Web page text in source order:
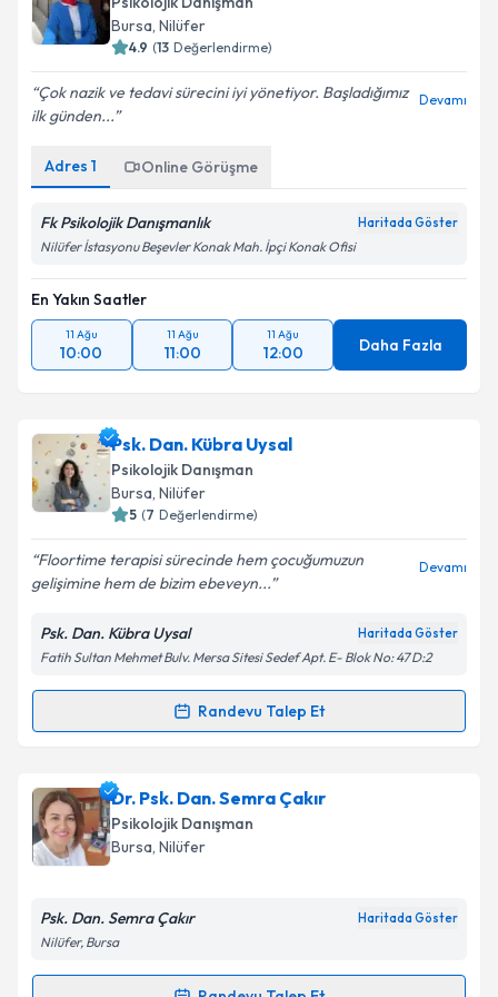
Bursa, Nilüfer
4.9 (13 Değerlendirme)
Çok nazik ve tedavi sürecini iyi yönetiyor. Başladığımız
ilk günden...
Devamı
Adres 1 Online Görüşme
Fk Psikolojik Danışmanlık Haritada Göster
Nilüfer İstasyonu Beşevler Konak Mah. İpçi Konak Ofisi
En Yakın Saatler
11 Ağu
10:00
11 Ağu
11:00
11 Ağu
12:00 Daha Fazla
Psk. Dan. Kübra Uysal
Psikolojik Danışman
Bursa, Nilüfer
5 (7 Değerlendirme)
Floortime terapisi sürecinde hem çocuğumuzun
gelişimine hem de bizim ebeveyn...
Devamı
Psk. Dan. Kübra Uysal Haritada Göster
Fatih Sultan Mehmet Bulv. Mersa Sitesi Sedef Apt. E- Blok No: 47 D:2
Randevu Talep Et
Randevu Takvimi Talebi
Psk. Dan. Kübra Uysaliçin randevu takvimi talebi
oluşturun. Size bu uzmandan randevu almanız için bir
takvim hazırlandığında e-posta ile bilgilendireceğiz.
Dr. Psk. Dan. Semra Çakır
Psikolojik Danışman
Bursa, Nilüfer
Psk. Dan. Semra Çakır Haritada Göster
Nilüfer, Bursa